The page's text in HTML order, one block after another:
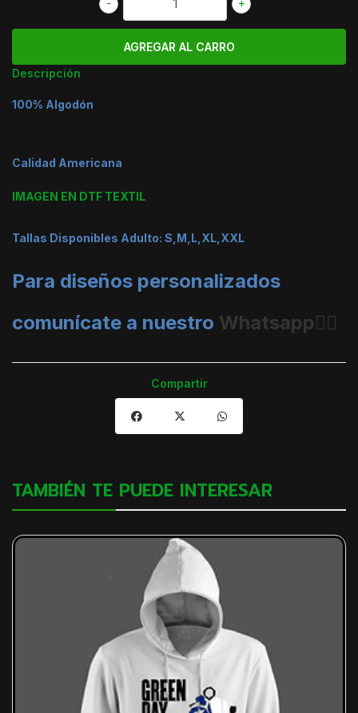
+
-
Descripción
100% Algodón
Calidad Americana
IMAGEN EN DTF TEXTIL
Tallas Disponibles Adulto: S,M,L,XL,XXL
Para diseños personalizados
comunícate a nuestro Whatsapp👈🏼
Compartir
TAMBIÉN TE PUEDE INTERESAR